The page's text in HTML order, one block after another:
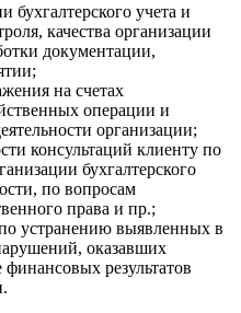
бухгалтерского учета и
качества организации
документации,
на счетах
операции и
организации;
консультаций клиенту по
бухгалтерского
по вопросам
права и пр.;
устранению выявленных в
оказавших
результатов